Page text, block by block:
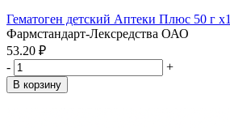
Гематоген детский Аптеки Плюс 50 г x1
Фармстандарт-Лексредства ОАО
53.20 ₽
-
+
В корзину